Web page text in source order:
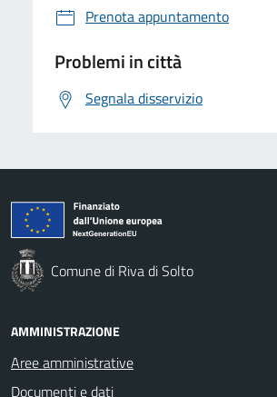
Prenota appuntamento
Problemi in città
Segnala disservizio
Comune di Riva di Solto
AMMINISTRAZIONE
Aree amministrative
Documenti e dati